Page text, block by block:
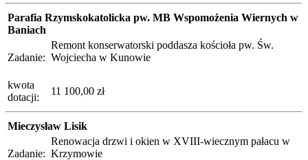
Parafia Rzymskokatolicka pw. MB Wspomożenia Wiernych w
Baniach
Zadanie:
Remont konserwatorski poddasza kościoła pw. Św.
Wojciecha w Kunowie
kwota
dotacji:
11 100,00 zł
Mieczysław Lisik
Zadanie:
Renowacja drzwi i okien w XVIII-wiecznym pałacu w
Krzymowie